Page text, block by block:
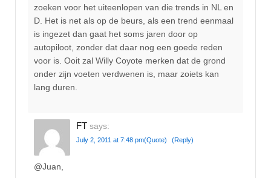
zoeken voor het uiteenlopen van die trends in NL en
D. Het is net als op de beurs, als een trend eenmaal
is ingezet dan gaat het soms jaren door op
autopiloot, zonder dat daar nog een goede reden
voor is. Ooit zal Willy Coyote merken dat de grond
onder zijn voeten verdwenen is, maar zoiets kan
lang duren.
FT says:
July 2, 2011 at 7:48 pm(Quote) (Reply)
@Juan,